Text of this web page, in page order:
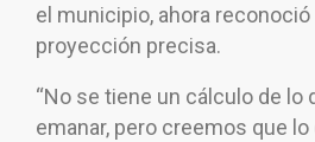
el municipio, ahora
proyección precisa.
“No se tiene un cálculo de lo
emanar, pero creemos que